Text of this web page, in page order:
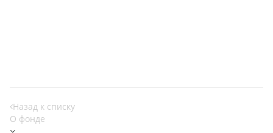
Назад к списку
О фонде